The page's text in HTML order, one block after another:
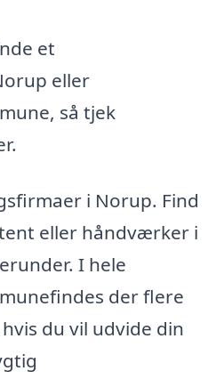
et
eller
så tjek
i Norup. Find
eller håndværker i
I hele
der flere
du vil udvide din